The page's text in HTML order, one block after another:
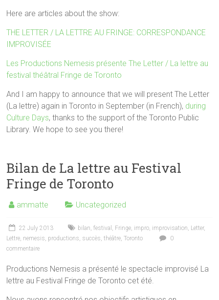
Here are articles about the show:
THE LETTER / LA LETTRE AU FRINGE: CORRESPONDANCE
IMPROVISÉE
Les Productions Nemesis présente The Letter / La lettre au
festival théâtral Fringe de Toronto
And I am happy to announce that we will present The Letter
(La lettre) again in Toronto in September (in French), during
Culture Days, thanks to the support of the Toronto Public
Library. We hope to see you there!
Bilan de La lettre au Festival
Fringe de Toronto
ammatte Uncategorized
22 July 2013 bilan ,festival Fringe impro improvisation Letter,
Lettre nemesis productions succès ,théâtre ,Toronto
0
commentaire
Productions Nemesis a présenté le spectacle improvisé La
lettre au Festival Fringe de Toronto cet été.